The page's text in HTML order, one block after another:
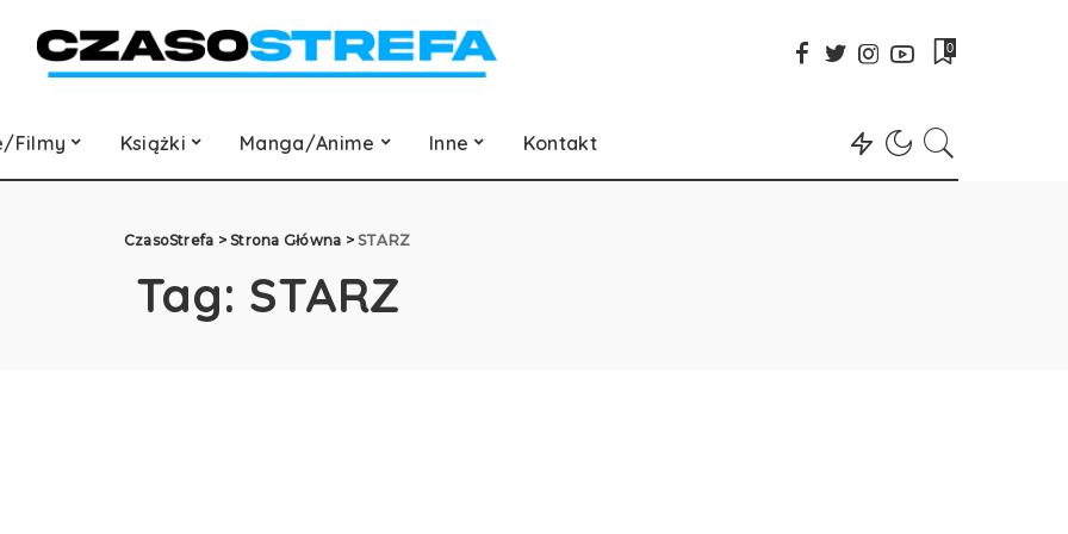
0
Filmy Książki Manga/Anime Inne Kontakt
CzasoStrefa >Strona Główna >STARZ
Tag: STARZ